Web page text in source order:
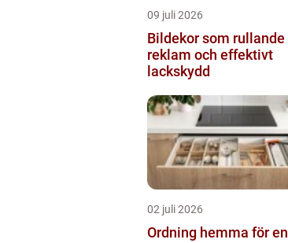
09 juli 2026
Bildekor som rullande
reklam och effektivt
lackskydd
02 juli 2026
Ordning hemma för en